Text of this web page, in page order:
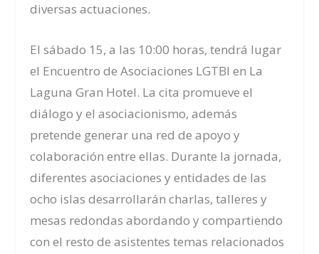
diversas actuaciones.
El sábado 15, a las 10:00 horas, tendrá lugar
el Encuentro de Asociaciones LGTBI en La
Laguna Gran Hotel. La cita promueve el
diálogo y el asociacionismo, además
pretende generar una red de apoyo y
colaboración entre ellas. Durante la jornada,
diferentes asociaciones y entidades de las
ocho islas desarrollarán charlas, talleres y
mesas redondas abordando y compartiendo
con el resto de asistentes temas relacionados